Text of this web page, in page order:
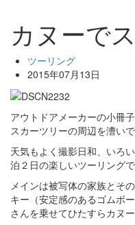
カヌーで
ツーリング
2015年07月13日
アウトドアメーカーの小冊
スカーツリーの周辺を漕いで
天気もよく撮影日和、いろ
泊２日の楽しいツーリングで
メインは被写体の家族とそ
キー（安定感のあるゴムボ
さんを乗せてひたすらカヌ